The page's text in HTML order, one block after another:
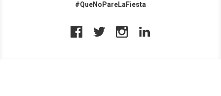
#QueNoPareLaFiesta